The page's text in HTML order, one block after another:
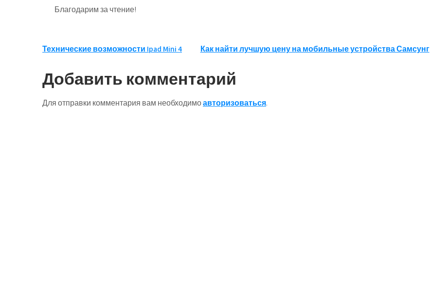
Благодарим за чтение!
Навигация
по
записям
Технические возможности Ipad Mini 4 Как найти лучшую цену на мобильные устройства Самсунг
Добавить комментарий
Для отправки комментария вам необходимоавторизоваться.